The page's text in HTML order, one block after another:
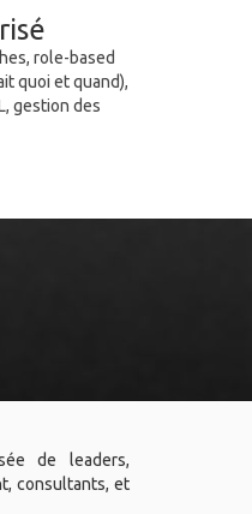
role-based
quoi et quand),
gestion des
de leaders,
consultants, et